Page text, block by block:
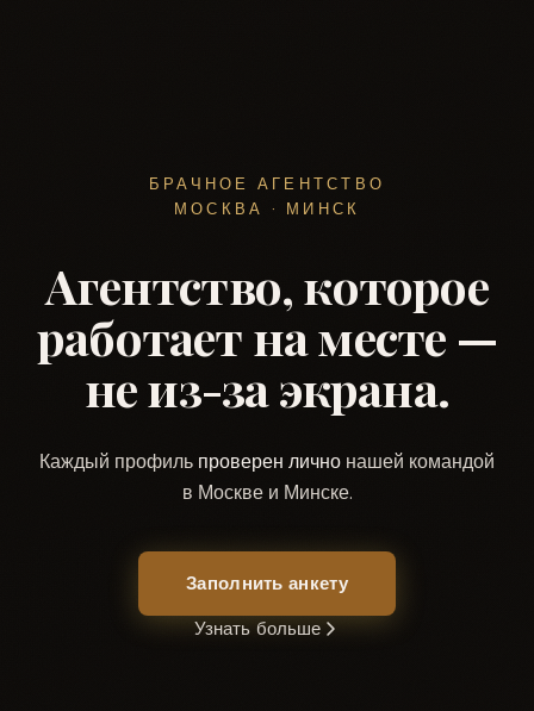
БРАЧНОЕ АГЕНТСТВО
МОСКВА · МИНСК
Агентство, которое
работает на месте —
не из-за экрана.
Каждый профиль проверен лично нашей командой
в Москве и Минске.
Заполнить анкету
Узнать больше